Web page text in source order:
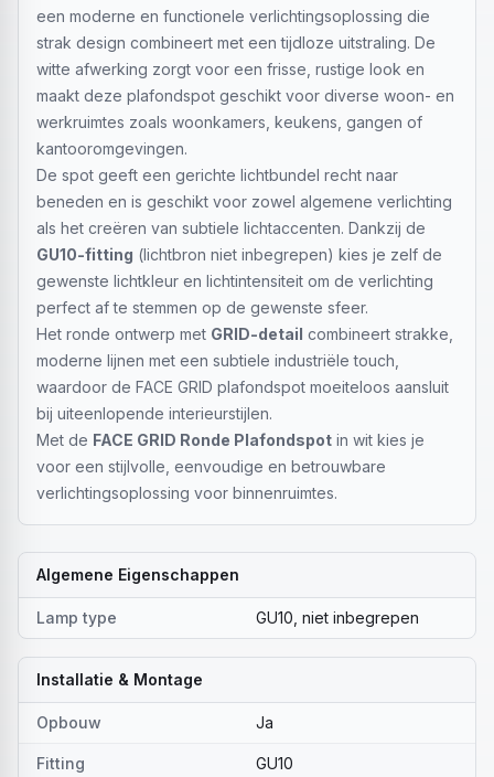
een moderne en functionele verlichtingsoplossing die
strak design combineert met een tijdloze uitstraling. De
witte afwerking zorgt voor een frisse, rustige look en
maakt deze plafondspot geschikt voor diverse woon- en
werkruimtes zoals woonkamers, keukens, gangen of
kantooromgevingen.
De spot geeft een gerichte lichtbundel recht naar
beneden en is geschikt voor zowel algemene verlichting
als het creëren van subtiele lichtaccenten. Dankzij de
GU10-fitting (lichtbron niet inbegrepen) kies je zelf de
gewenste lichtkleur en lichtintensiteit om de verlichting
perfect af te stemmen op de gewenste sfeer.
Het ronde ontwerp met GRID-detail combineert strakke,
moderne lijnen met een subtiele industriële touch,
waardoor de FACE GRID plafondspot moeiteloos aansluit
bij uiteenlopende interieurstijlen.
Met de FACE GRID Ronde Plafondspot in wit kies je
voor een stijlvolle, eenvoudige en betrouwbare
verlichtingsoplossing voor binnenruimtes.
Algemene Eigenschappen
Lamp type GU10, niet inbegrepen
Installatie & Montage
Opbouw Ja
Fitting GU10